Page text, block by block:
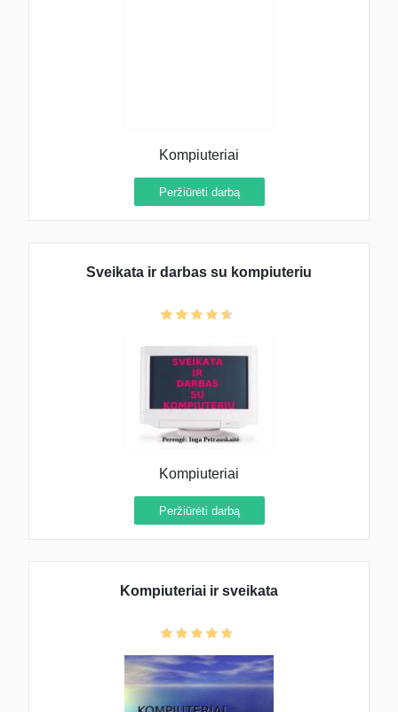
Kompiuteriai
Peržiūrėti darbą
Sveikata ir darbas su kompiuteriu
Kompiuteriai
Peržiūrėti darbą
Kompiuteriai ir sveikata